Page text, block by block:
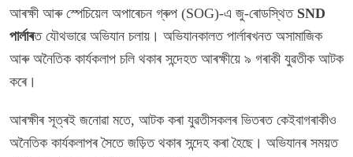
আৰক্ষী আৰু স্পেচিয়েল অপাৰেচন গ্ৰুপ (SOG)-এ জু-ৰোডস্থিত SND
পাৰ্লাৰত যৌথভাৱে অভিযান চলায়। অভিযানকালত পাৰ্লাৰখনত অসামাজিক
আৰু অনৈতিক কাৰ্যকলাপ চলি থকাৰ সন্দেহত আৰক্ষীয়ে ৯ গৰাকী যুৱতীক আটক
কৰে।
আৰক্ষীৰ সূত্ৰই জনোৱা মতে, আটক কৰা যুৱতীসকলৰ ভিতৰত কেইবাগৰাকীও
অনৈতিক কাৰ্যকলাপৰ সৈতে জড়িত থকাৰ সন্দেহ কৰা হৈছে। অভিযানৰ সময়ত